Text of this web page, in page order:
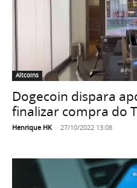
Altcoins
Dogecoin dispara
finalizar compra do
Henrique HK - 27/10/2022 13:08